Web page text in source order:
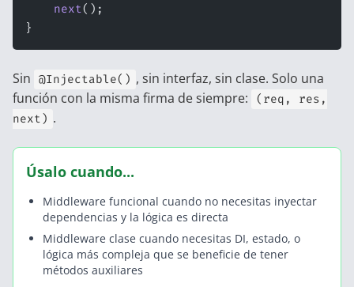
    next
();
}
Sin @Injectable() , sin interfaz, sin clase. Solo una
función con la misma firma de siempre:
(req, res,
next) .
Úsalo cuando...
Middleware funcional cuando no necesitas inyectar
dependencias y la lógica es directa
Middleware clase cuando necesitas DI, estado, o
lógica más compleja que se beneficie de tener
métodos auxiliares